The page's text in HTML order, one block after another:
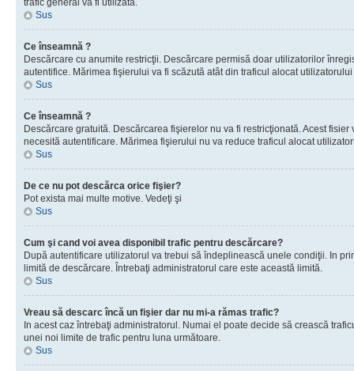
trafic general va fi utilizată.
Sus
Ce înseamnă ?
Descărcare cu anumite restricţii. Descărcare permisă doar utilizatorilor
autentifice. Mărimea fişierului va fi scăzută atât din traficul alocat
Sus
Ce înseamnă ?
Descărcare gratuită. Descărcarea fişierelor nu va fi restricţionată. Acest
necesită autentificare. Mărimea fişierului nu va reduce traficul alocat
Sus
De ce nu pot descărca orice fişier?
Pot exista mai multe motive. Vedeţi şi
Sus
Cum şi cand voi avea disponibil trafic pentru descărcare?
După autentificare utilizatorul va trebui să îndeplinească unele condiţii. In
limită de descărcare. Întrebaţi administratorul care este această limită.
Sus
Vreau să descarc încă un fişier dar nu mi-a rămas trafic?
In acest caz întrebaţi administratorul. Numai el poate decide să crească
unei noi limite de trafic pentru luna următoare.
Sus